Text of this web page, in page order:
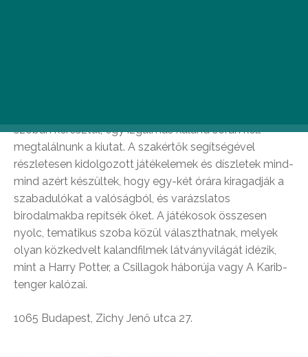
szobán keresztül, egy izgalmas kaland során kell
megtalálnunk a kiutat. A szakértők segítségével
részletesen kidolgozott játékelemek és díszletek mind-
mind azért készültek, hogy egy-két órára kiragadják a
szabadulókat a valóságból, és varázslatos
birodalmakba repítsék őket. A játékosok összesen
nyolc, tematikus szoba közül választhatnak, melyek
olyan közkedvelt kalandfilmek látványvilágát idézik,
mint a Harry Potter, a Csillagok háborúja vagy A Karib-
tenger kalózai.
1065 Budapest, Zichy Jenő utca 27.